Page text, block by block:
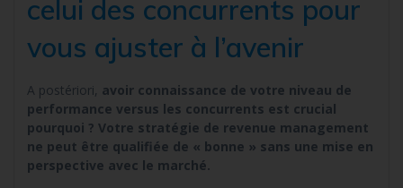
celui des concurrents pour
vous ajuster à l’avenir
A postériori, avoir connaissance de votre niveau de
performance versus les concurrents est crucial
pourquoi ? Votre stratégie de revenue management
ne peut être qualifiée de « bonne » sans une mise en
perspective avec le marché.